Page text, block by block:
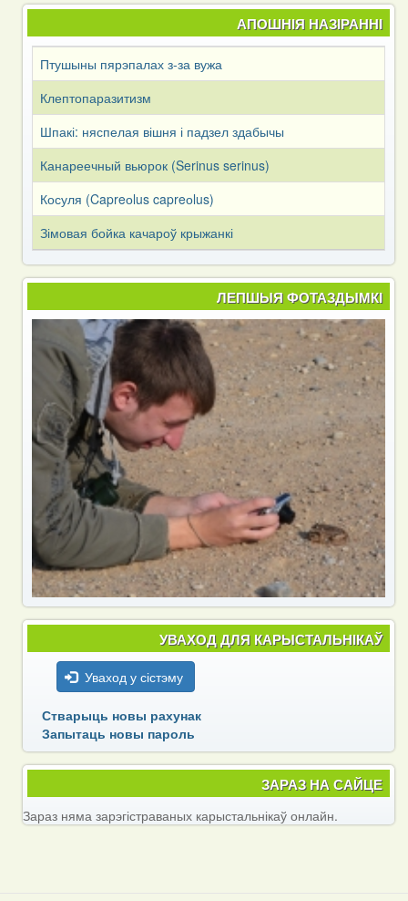
АПОШНІЯ НАЗІРАННІ
Птушыны пярэпалах з-за вужа
Клептопаразитизм
Шпакі: няспелая вішня і падзел здабычы
Канареечный вьюрок (Serinus serinus)
Косуля (Capreоlus capreоlus)
Зімовая бойка качароў крыжанкі
ЛЕПШЫЯ ФОТАЗДЫМКІ
УВАХОД ДЛЯ КАРЫСТАЛЬНІКАЎ
Уваход у сістэму
Стварыць новы рахунак
Запытаць новы пароль
ЗАРАЗ НА САЙЦЕ
Зараз няма зарэгістраваных карыстальнікаў онлайн.